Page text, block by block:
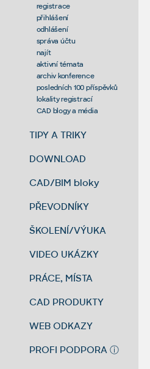
registrace
přihlášení
odhlášení
správa účtu
najít
aktivní témata
archiv konference
posledních 100 příspěvků
lokality registrací
CAD blogy a média
TIPY A TRIKY
DOWNLOAD
CAD/BIM bloky
PŘEVODNÍKY
ŠKOLENÍ/VÝUKA
VIDEO UKÁZKY
PRÁCE, MÍSTA
CAD PRODUKTY
WEB ODKAZY
PROFI PODPORA ⓘ